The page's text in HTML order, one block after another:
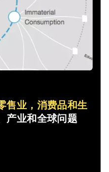
售业，消费品和生
产业和全球问题